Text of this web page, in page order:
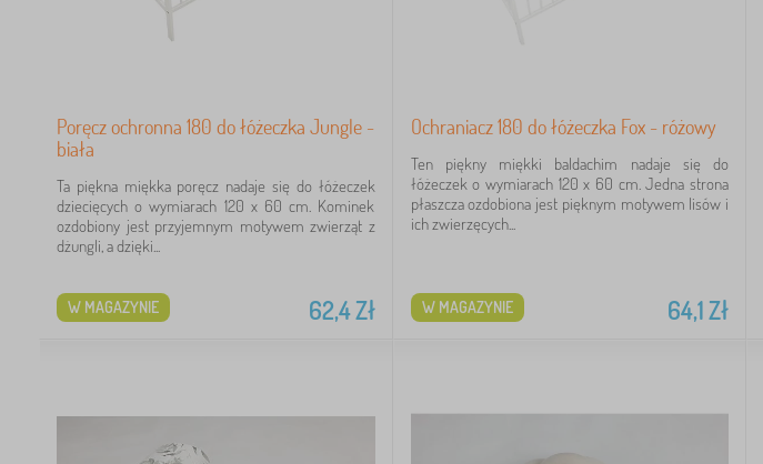
Poręcz ochronna 180 do łóżeczka Jungle -
biała
Ta piękna miękka poręcz nadaje się do łóżeczek
dziecięcych o wymiarach 120 x 60 cm. Kominek
ozdobiony jest przyjemnym motywem zwierząt z
dżungli, a dzięki...
62,4Zł
W MAGAZYNIE
Ochraniacz 180 do łóżeczka Fox - różowy
Ten piękny miękki baldachim nadaje się do
łóżeczek o wymiarach 120 x 60 cm. Jedna strona
płaszcza ozdobiona jest pięknym motywem lisów i
ich zwierzęcych...
64,1 Zł
W MAGAZYNIE